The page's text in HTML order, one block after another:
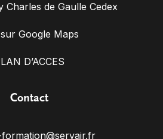
Charles de Gaulle Cedex
Google Maps
D’ACCES
Contact